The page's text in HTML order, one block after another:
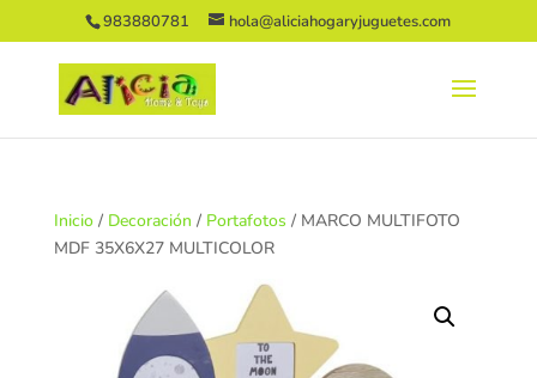
983880781 hola@aliciahogaryjuguetes.com
Inicio/ Decoración / Portafotos / MARCO MULTIFOTO
MDF 35X6X27 MULTICOLOR